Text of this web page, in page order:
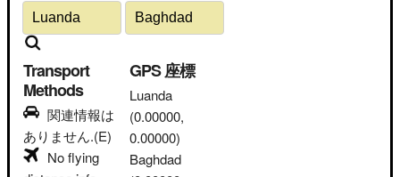
Transport
Methods
関連情報は
ありません.(E)
No flying
GPS 座標
Luanda
(0.00000,
0.00000)
Baghdad